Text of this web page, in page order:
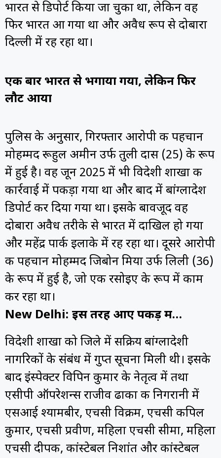
भारत से डिपोर्ट किया जा चुका था, लेकिन वह
फिर भारत आ गया था और अवैध रूप से दोबारा
दिल्ली में रह रहा था।
एक बार भारत से भगाया गया, लेकिन फिर
लौट आया
पुलिस के अनुसार, गिरफ्तार आरोपी की पहचान
मोहम्मद रूहुल अमीन उर्फ तुली दास (25) के रूप
में हुई है। वह जून 2025 में भी विदेशी शाखा की
कार्रवाई में पकड़ा गया था और बाद में बांग्लादेश
डिपोर्ट कर दिया गया था। इसके बावजूद वह
दोबारा अवैध तरीके से भारत में दाखिल हो गया
और महेंद्र पार्क इलाके में रह रहा था। दूसरे आरोपी
की पहचान मोहम्मद जिबोन मिया उर्फ लिली (36)
के रूप में हुई है, जो एक रसोइए के रूप में काम
कर रहा था।
New Delhi: इस तरह आए पकड़ में…
विदेशी शाखा को जिले में सक्रिय बांग्लादेशी
नागरिकों के संबंध में गुप्त सूचना मिली थी। इसके
बाद इंस्पेक्टर विपिन कुमार के नेतृत्व में तथा
एसीपी ऑपरेशन्स राजीव ढाका की निगरानी में
एसआई श्यामबीर, एचसी विक्रम, एचसी कपिल
कुमार, एचसी प्रवीण, महिला एचसी सीमा, महिला
एचसी दीपक, कांस्टेबल निशांत और कांस्टेबल